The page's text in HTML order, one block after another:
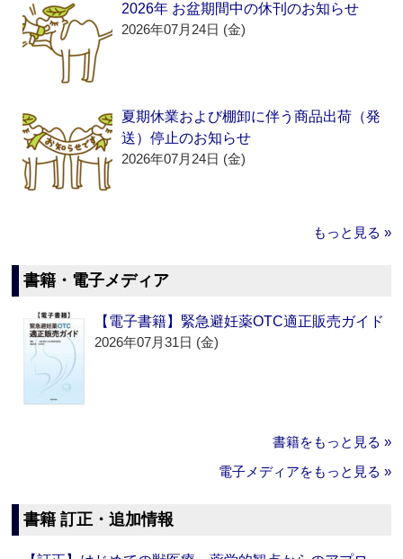
2026年 お盆期間中の休刊のお知らせ
2026年07月24日 (金)
夏期休業および棚卸に伴う商品出荷（発
送）停止のお知らせ
2026年07月24日 (金)
もっと見る »
書籍・電子メディア
【電子書籍】緊急避妊薬OTC適正販売ガイド
2026年07月31日 (金)
書籍をもっと見る »
電子メディアをもっと見る »
書籍 訂正・追加情報